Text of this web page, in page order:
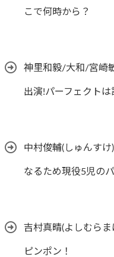
こで何時から？
神里和毅/大和/宮崎
出演!パーフェクトは
中村俊輔(しゅんす
なるため現役5児の
吉村真晴(よしむら
ピンポン！